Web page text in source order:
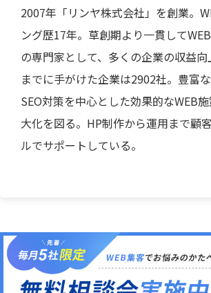
2007年「リンヤ株式会社」を創業。
ング歴17年。草創期より一貫して
の専門家として、多くの企業の収益
までに手がけた企業は2902社。豊富
SEO対策を中心とした効果的なWEB
大化を図る。HP制作から運用まで顧
ルでサポートしている。